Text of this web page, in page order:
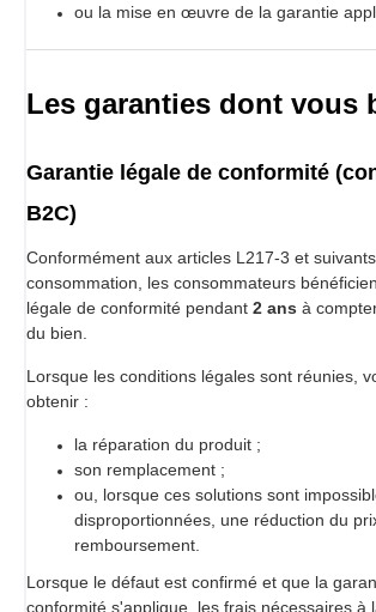
ou la mise en œuvre de la garantie
Les garanties dont vous
Garantie légale de conformité
B2C)
Conformément aux articles L217-3 et
consommation, les consommateurs
légale de conformité pendant 2 ans à
du bien.
Lorsque les conditions légales sont réunies,
obtenir :
la réparation du produit ;
son remplacement ;
ou, lorsque ces solutions sont
disproportionnées, une réduction du
remboursement.
Lorsque le défaut est confirmé et que la
conformité s'applique, les frais nécessaires à